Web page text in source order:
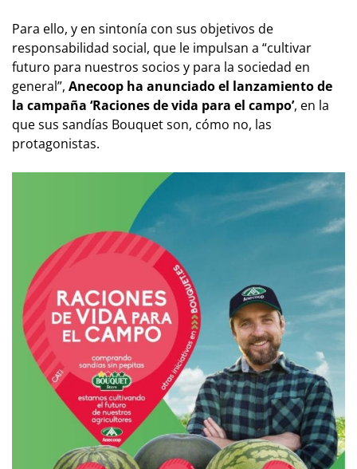
Para ello, y en sintonía con sus objetivos de
responsabilidad social, que le impulsan a “cultivar
futuro para nuestros socios y para la sociedad en
general”, Anecoop ha anunciado el lanzamiento de
la campaña ‘Raciones de vida para el campo’, en la
que sus sandías Bouquet son, cómo no, las
protagonistas.